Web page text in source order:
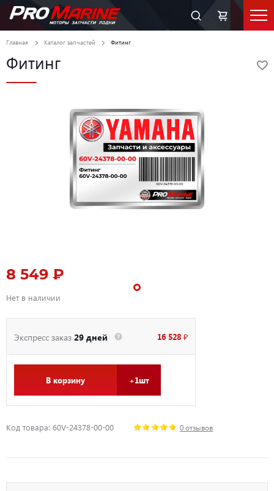
Главная Каталог запчастей Фитинг
Фитинг
8 549 ₽
Нет в наличии
Экспресс заказ 29 дней 16 528 ₽
В корзину +1шт
Код товара: 60V-24378-00-00 0 отзывов